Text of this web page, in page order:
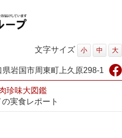
文字サイズ 小 中 大
県岩国市周東町上久原298-1
珍味大図鑑
実食レポート